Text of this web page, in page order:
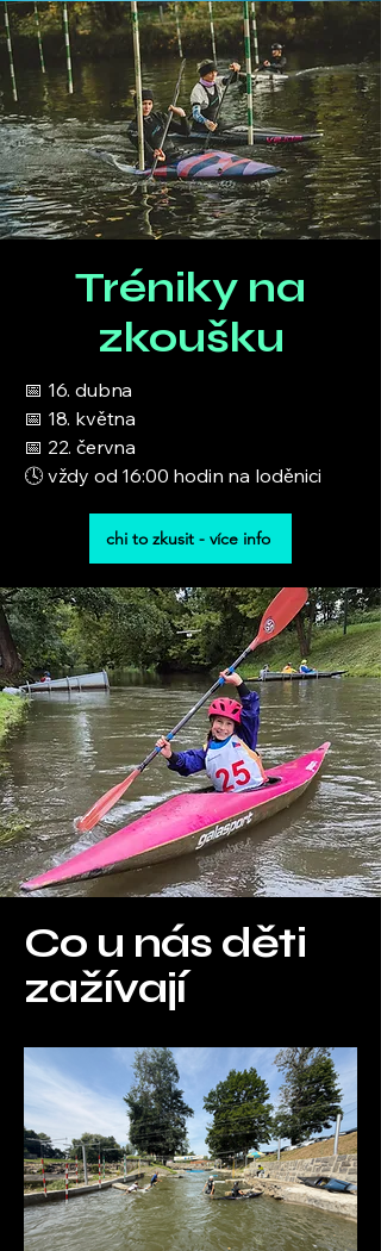
Tréniky na
zkoušku
📅 16. dubna
📅 18. května
📅 22. června
🕓 vždy od 16:00 hodin na loděnici
chi to zkusit - více info
Co u nás děti
zažívají